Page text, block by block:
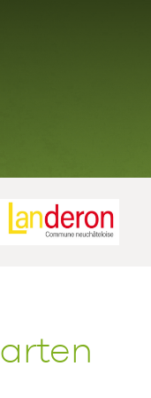
arten